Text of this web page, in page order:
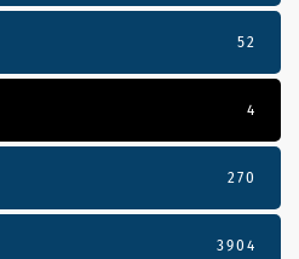
52
4
270
3904